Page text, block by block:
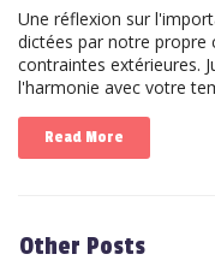
Une réflexion sur
dictées par notre propre
contraintes extérieures.
l'harmonie avec votre
Read More
Other Posts